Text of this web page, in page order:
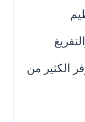
الكثير من